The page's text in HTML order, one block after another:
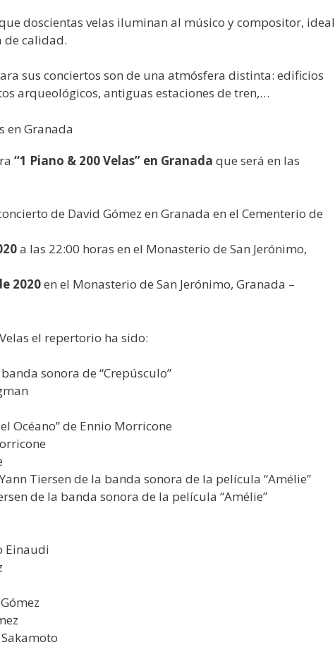
doscientas velas iluminan al músico y compositor, ideal
de calidad.
sus conciertos son de una atmósfera distinta: edificios
arqueológicos, antiguas estaciones de tren,…
en Granada
“1 Piano & 200 Velas” en Granada que será en las
de David Gómez en Granada en el Cementerio de
a las 22:00 horas en el Monasterio de San Jerónimo,
2020en el Monasterio de San Jerónimo, Granada –
el repertorio ha sido:
sonora de “Crepúsculo”
Océano” de Ennio Morricone
Tiersen de la banda sonora de la película “Amélie”
de la banda sonora de la película “Amélie”
Einaudi